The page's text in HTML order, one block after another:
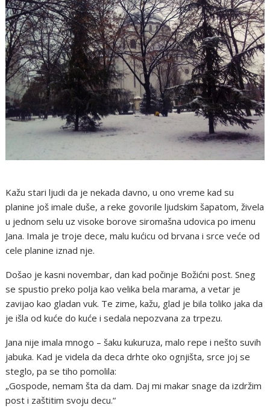
Kažu stari ljudi da je nekada davno, u ono vreme kad su
planine još imale duše, a reke govorile ljudskim šapatom, živela
u jednom selu uz visoke borove siromašna udovica po imenu
Jana. Imala je troje dece, malu kućicu od brvana i srce veće od
cele planine iznad nje.
Došao je kasni novembar, dan kad počinje Božićni post. Sneg
se spustio preko polja kao velika bela marama, a vetar je
zavijao kao gladan vuk. Te zime, kažu, glad je bila toliko jaka da
je išla od kuće do kuće i sedala nepozvana za trpezu.
Jana nije imala mnogo – šaku kukuruza, malo repe i nešto suvih
jabuka. Kad je videla da deca drhte oko ognjišta, srce joj se
steglo, pa se tiho pomolila:
„Gospode, nemam šta da dam. Daj mi makar snage da izdržim
post i zaštitim svoju decu.“